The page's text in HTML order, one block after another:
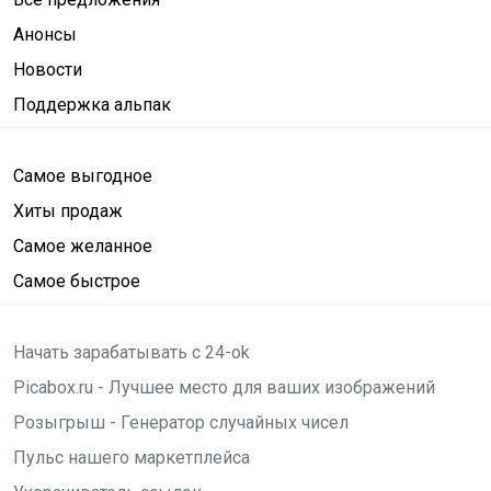
Анонсы
Новости
Поддержка альпак
Самое выгодное
Хиты продаж
Самое желанное
Самое быстрое
Начать зарабатывать с 24-ok
Picabox.ru - Лучшее место для ваших изображений
Розыгрыш - Генератор случайных чисел
Пульс нашего маркетплейса